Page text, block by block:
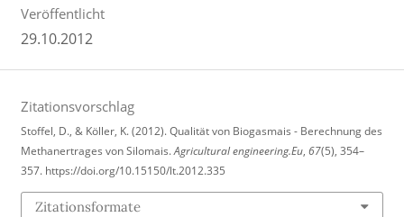
Veröffentlicht
29.10.2012
Zitationsvorschlag
Stoffel, D., & Köller, K. (2012). Qualität von Biogasmais - Berechnung des
Methanertrages von Silomais.Agricultural engineering.Eu, 67(5), 354–
357. https://doi.org/10.15150/lt.2012.335
Zitationsformate